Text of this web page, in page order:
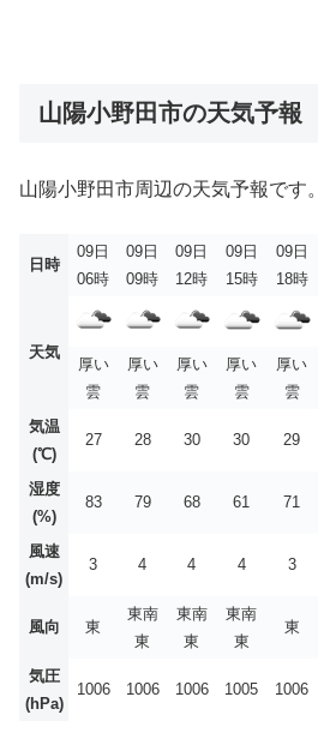
山陽小野田市の天気予報
山陽小野田市周辺の天気予報です。
日時
09日
06時
09日
09時
09日
12時
09日
15時
09日
18時
天気
厚い
雲
厚い
雲
厚い
雲
厚い
雲
厚い
雲
気温
(℃)
27 28 30 30 29
湿度
(%)
83 79 68 61 71
風速
(m/s)
3 4 4 4 3
風向 東
東南
東
東南
東
東南
東
東
気圧
(hPa)
1006 1006 1006 1005 1006